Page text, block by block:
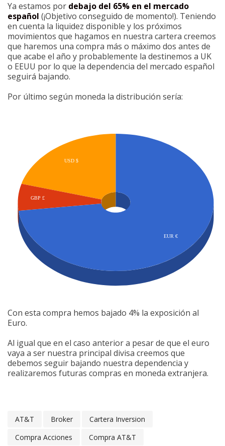
Ya estamos por debajo del 65% en el mercado
español (¡Objetivo conseguido de momento!). Teniendo
en cuenta la liquidez disponible y los próximos
movimientos que hagamos en nuestra cartera creemos
que haremos una compra más o máximo dos antes de
que acabe el año y probablemente la destinemos a UK
o EEUU por lo que la dependencia del mercado español
seguirá bajando.
Por último según moneda la distribución sería:
Con esta compra hemos bajado 4% la exposición al
Euro.
Al igual que en el caso anterior a pesar de que el euro
vaya a ser nuestra principal divisa creemos que
debemos seguir bajando nuestra dependencia y
realizaremos futuras compras en moneda extranjera.
AT&T Broker
Cartera Inversion
Compra Acciones
Compra AT&T